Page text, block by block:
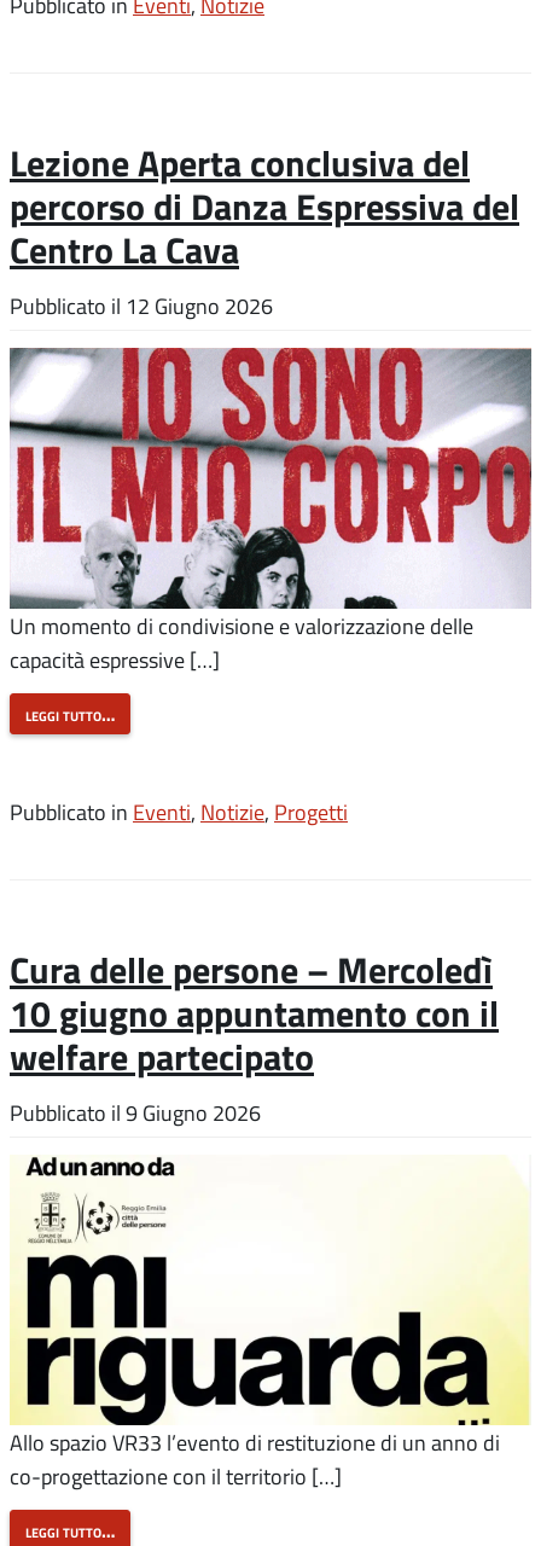
Lezione Aperta conclusiva del
percorso di Danza Espressiva del
Centro La Cava
Pubblicato il 12 Giugno 2026
Un momento di condivisione e valorizzazione delle
capacità espressive […]
leggi tutto…
Pubblicato in Eventi, Notizie, Progetti
Cura delle persone – Mercoledì
10 giugno appuntamento con il
welfare partecipato
Pubblicato il 9 Giugno 2026
Allo spazio VR33 l’evento di restituzione di un anno di
co-progettazione con il territorio […]
leggi tutto…